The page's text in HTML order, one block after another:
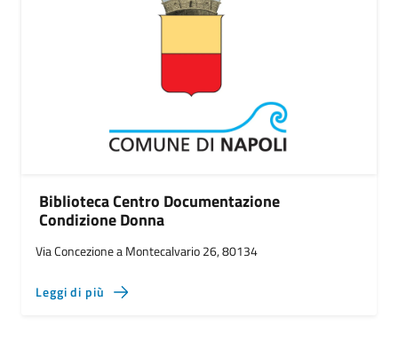
Biblioteca Centro Documentazione
Condizione Donna
Via Concezione a Montecalvario 26, 80134
Leggi di più